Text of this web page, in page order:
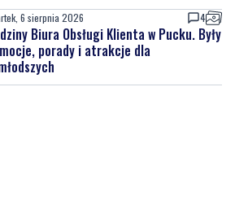
6 sierpnia 2026 4
Biura Obsługi Klienta w Pucku. Były
porady i atrakcje dla